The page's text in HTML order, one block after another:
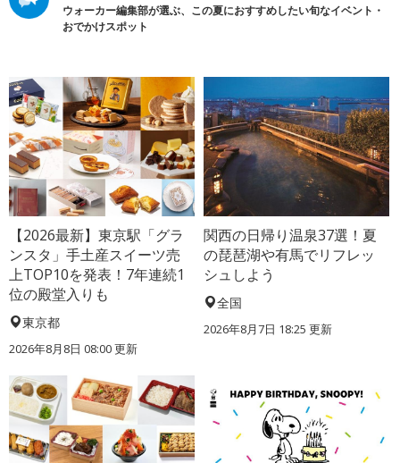
ウォーカー編集部が選ぶ、この夏におすすめしたい旬なイベント・
おでかけスポット
【2026最新】東京駅「グラ
ンスタ」手土産スイーツ売
上TOP10を発表！7年連続1
位の殿堂入りも
東京都
2026年8月8日 08:00更新
関西の日帰り温泉37選！夏
の琵琶湖や有馬でリフレッ
シュしよう
全国
2026年8月7日 18:25 更新